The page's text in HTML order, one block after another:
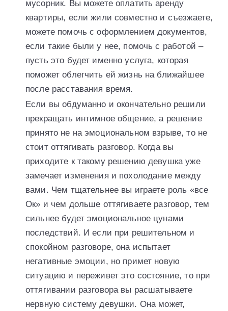
мусорник. Вы можете оплатить аренду
квартиры, если жили совместно и съезжаете,
можете помочь с оформлением документов,
если такие были у нее, помочь с работой –
пусть это будет именно услуга, которая
поможет облегчить ей жизнь на ближайшее
после расставания время.
Если вы обдуманно и окончательно решили
прекращать интимное общение, а решение
принято не на эмоциональном взрыве, то не
стоит оттягивать разговор. Когда вы
приходите к такому решению девушка уже
замечает изменения и похолодание между
вами. Чем тщательнее вы играете роль «все
Ок» и чем дольше оттягиваете разговор, тем
сильнее будет эмоциональное цунами
последствий. И если при решительном и
спокойном разговоре, она испытает
негативные эмоции, но примет новую
ситуацию и переживет это состояние, то при
оттягивании разговора вы расшатываете
нервную систему девушки. Она может,